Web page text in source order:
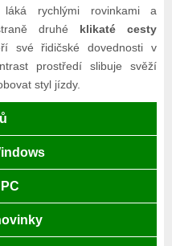
rychlými rovinkami a
druhé klikaté cesty
své řidičské dovednosti v
prostředí slibuje svěží
styl jízdy.